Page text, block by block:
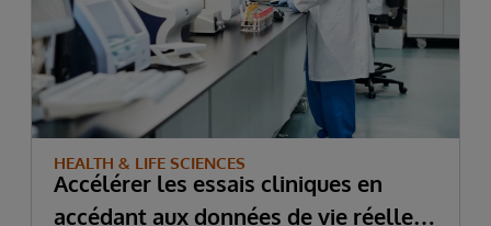
HEALTH & LIFE SCIENCES
Accélérer les essais cliniques en
accédant aux données de vie réelle